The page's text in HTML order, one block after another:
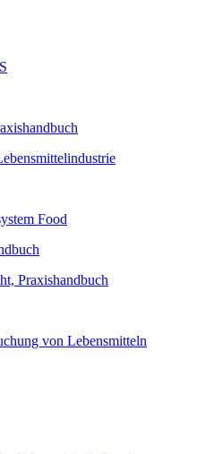
Food
Praxishandbuch
von Lebensmitteln